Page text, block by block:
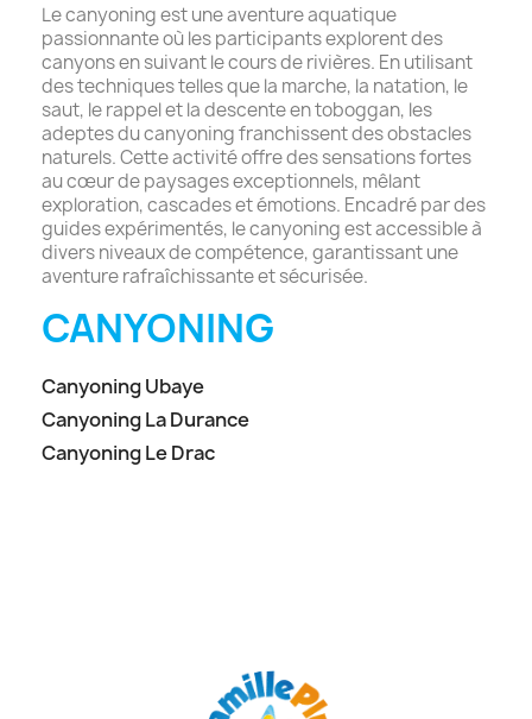
Le canyoning est une aventure aquatique
passionnante où les participants explorent des
canyons en suivant le cours de rivières. En utilisant
des techniques telles que la marche, la natation, le
saut, le rappel et la descente en toboggan, les
adeptes du canyoning franchissent des obstacles
naturels. Cette activité offre des sensations fortes
au cœur de paysages exceptionnels, mêlant
exploration, cascades et émotions. Encadré par des
guides expérimentés, le canyoning est accessible à
divers niveaux de compétence, garantissant une
aventure rafraîchissante et sécurisée.
CANYONING
Canyoning Ubaye
Canyoning La Durance
Canyoning Le Drac